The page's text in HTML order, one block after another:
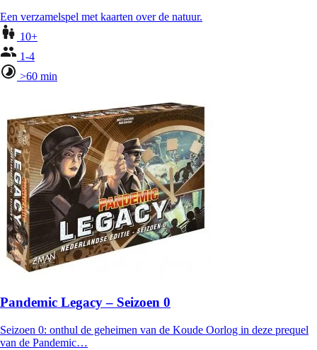
Een verzamelspel met kaarten over de natuur.
10+
1-4
>60 min
Pandemic Legacy – Seizoen 0
Seizoen 0: onthul de geheimen van de Koude Oorlog in deze prequel
van de Pandemic…